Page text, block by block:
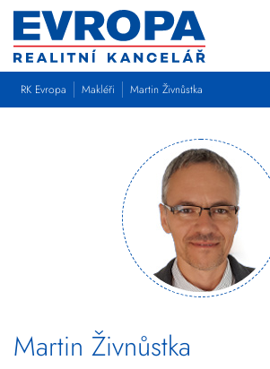
RK Evropa Makléři Martin Živnůstka
Martin Živnůstka